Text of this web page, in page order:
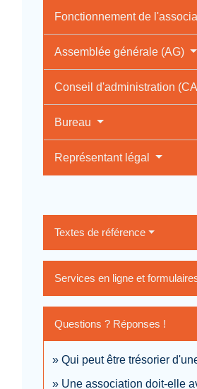
Fonctionnement de
Assemblée générale (AG)
Conseil d'administration
Bureau
Représentant légal
Textes de référence
Services en ligne et
Questions ? Réponses !
Qui peut être trésorier
Une association doit-elle